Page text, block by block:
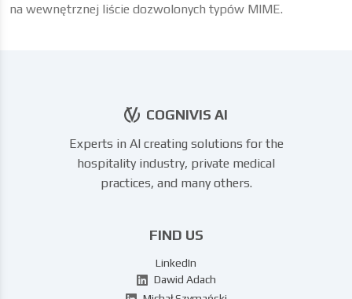
na wewnętrznej liście dozwolonych typów MIME.
COGNIVIS AI
Experts in AI creating solutions for the
hospitality industry, private medical
practices, and many others.
FIND US
LinkedIn
Dawid Adach